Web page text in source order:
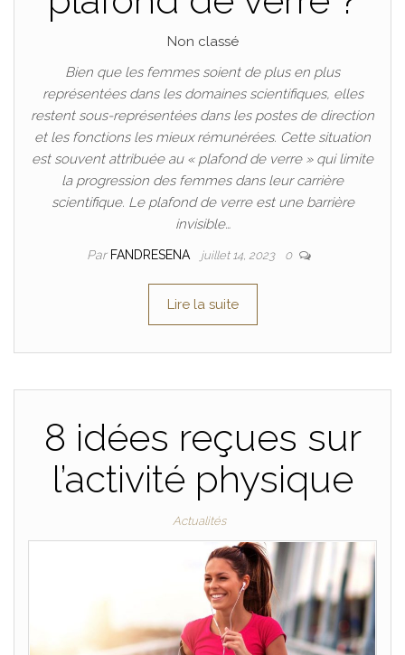
Non classé
Bien que les femmes soient de plus en plus
représentées dans les domaines scientifiques, elles
restent sous-représentées dans les postes de direction
et les fonctions les mieux rémunérées. Cette situation
est souvent attribuée au « plafond de verre » qui limite
la progression des femmes dans leur carrière
scientifique. Le plafond de verre est une barrière
invisible…
Par FANDRESENA juillet 14, 2023 0
Lire la suite
8 idées reçues sur
l’activité physique
Actualités